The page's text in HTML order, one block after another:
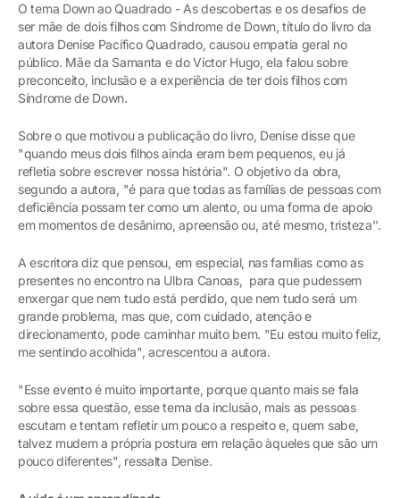
O tema Down ao Quadrado - As descobertas e os desafios de
ser mãe de dois filhos com Síndrome de Down, título do livro da
autora Denise Pacífico Quadrado, causou empatia geral no
público. Mãe da Samanta e do Victor Hugo, ela falou sobre
preconceito, inclusão e a experiência de ter dois filhos com
Síndrome de Down.
Sobre o que motivou a publicação do livro, Denise disse que
"quando meus dois filhos ainda eram bem pequenos, eu já
refletia sobre escrever nossa história". O objetivo da obra,
segundo a autora, "é para que todas as famílias de pessoas com
deficiência possam ter como um alento, ou uma forma de apoio
em momentos de desânimo, apreensão ou, até mesmo, tristeza''.
A escritora diz que pensou, em especial, nas famílias como as
presentes no encontro na Ulbra Canoas, para que pudessem
enxergar que nem tudo está perdido, que nem tudo será um
grande problema, mas que, com cuidado, atenção e
direcionamento, pode caminhar muito bem. "Eu estou muito feliz,
me sentindo acolhida", acrescentou a autora.
"Esse evento é muito importante, porque quanto mais se fala
sobre essa questão, esse tema da inclusão, mais as pessoas
escutam e tentam refletir um pouco a respeito e, quem sabe,
talvez mudem a própria postura em relação àqueles que são um
pouco diferentes", ressalta Denise.